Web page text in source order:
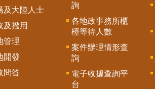
及大陸人士
及撥用
管理
開發
問答
詢
各地政事務所櫃
檯等待人數
案件辦理情形查
詢
電子收據查詢平
台